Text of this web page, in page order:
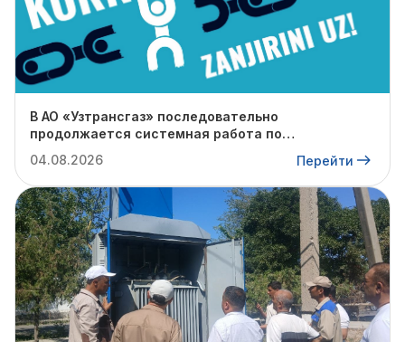
В АО «Узтрансгаз» последовательно
продолжается системная работа по
04.08.2026 Перейти